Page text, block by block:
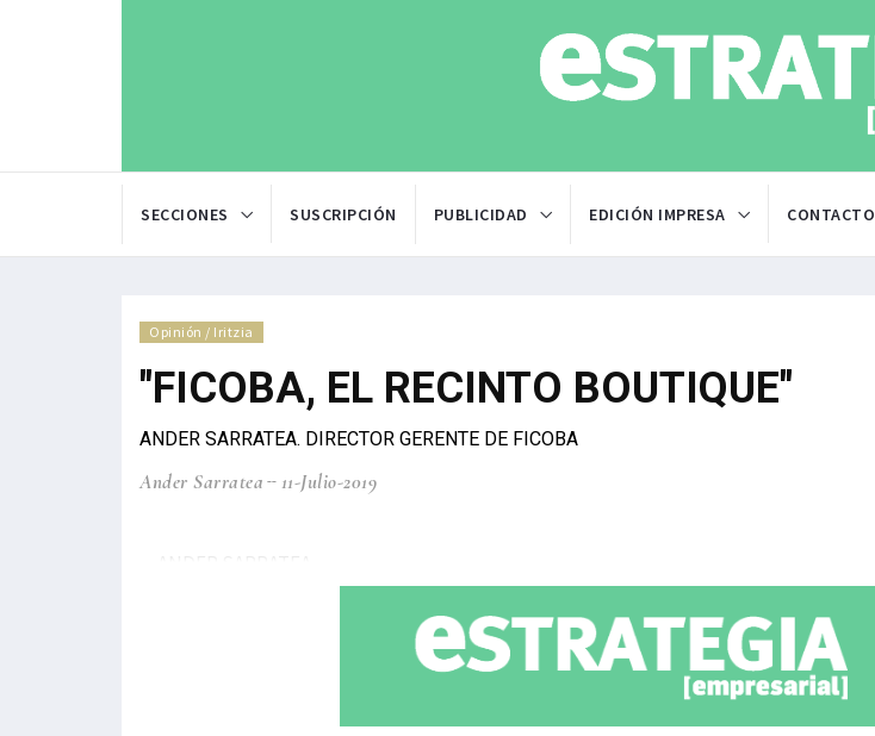
SECCIONES SUSCRIPCIÓN PUBLICIDAD EDICIÓN IMPRESA CONTACTO
Opinión / Iritzia
"FICOBA, EL RECINTO BOUTIQUE"
ANDER SARRATEA. DIRECTOR GERENTE DE FICOBA
Ander Sarratea 11-Julio-2019